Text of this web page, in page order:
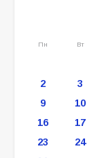
Пн Вт
2
3
9
10
16
17
23
24